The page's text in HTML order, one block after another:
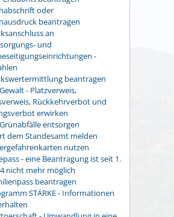
oder
beantragen
an
und
-
beantragen
- Platzverweis,
Rückkehrverbot und
erwirken
entsorgen
dem Standesamt melden
nutzen
- eine Beantragung ist seit 1.
nicht mehr möglich
beantragen
STÄRKE - Informationen